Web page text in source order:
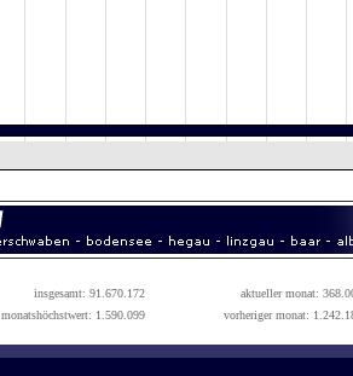
insgesamt: 91.670.172
aktueller monat:
monatshöchstwert: 1.590.099
vorheriger monat: